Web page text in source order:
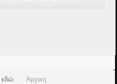
εδώ: Αρχικη